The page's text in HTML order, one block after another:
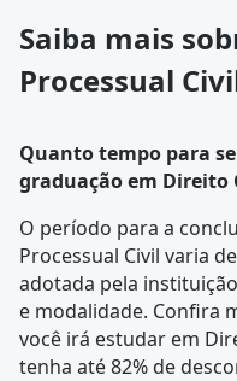
Saiba mais
Processual
Quanto tempo para
graduação em Direito
O período para a
Processual Civil varia
adotada pela
e modalidade. Confira
você irá estudar em
tenha até 82% de